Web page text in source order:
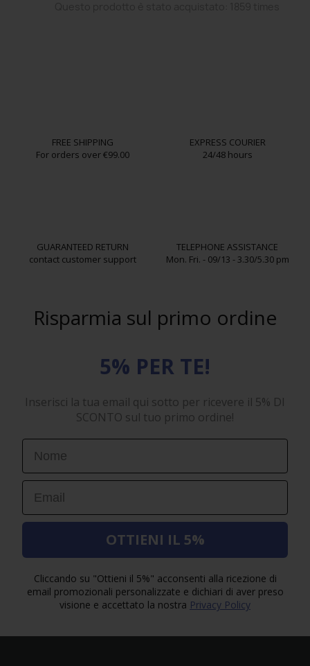
FREE SHIPPING
For orders over €99.00
EXPRESS COURIER
24/48 hours
GUARANTEED RETURN
contact customer support
TELEPHONE ASSISTANCE
Mon. Fri. - 09/13 - 3.30/5.30 pm
Risparmia sul primo ordine
5% PER TE!
Inserisci la tua email qui sotto per ricevere il 5% DI
SCONTO sul tuo primo ordine!
First Name
Email
OTTIENI IL 5%
Cliccando su "Ottieni il 5%" acconsenti alla ricezione di
email promozionali personalizzate e dichiari di aver preso
visione e accettato la nostra Privacy Policy